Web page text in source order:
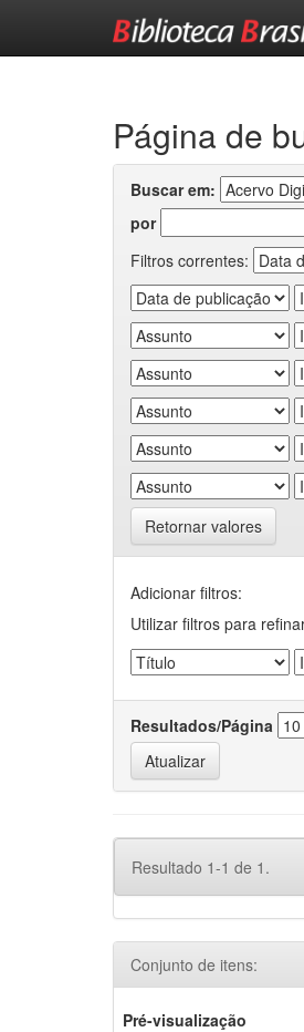
Página de
Buscar em:
por
Filtros correntes:
Retornar valores
Adicionar filtros:
Utilizar filtros para
Resultados/Página
Resultado 1-1 de 1.
Conjunto de itens:
Pré-visualização